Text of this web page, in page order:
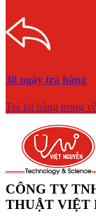
30 ngày trả hàng
Trả lại hàng trong
CÔNG TY
THUẬT VIỆT